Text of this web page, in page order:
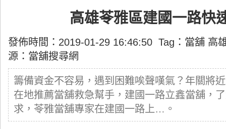
高雄苓雅區建國一路快
發佈時間：2019-01-29 16:46:50 Tag： 當舖 高
源： 當舖搜尋網
籌備資金不容易，遇到困難唉聲嘆氣？年關將
在地推薦當舖救急幫手，建國一路立鑫當舖，
求，苓雅當舖專家在建國一路上…。